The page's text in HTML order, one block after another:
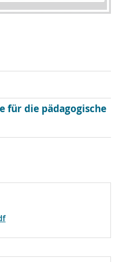
für die pädagogische